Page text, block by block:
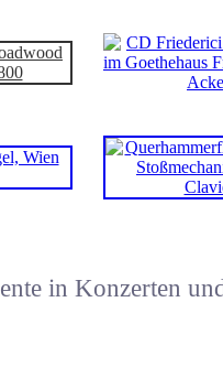
ente in Konzerten